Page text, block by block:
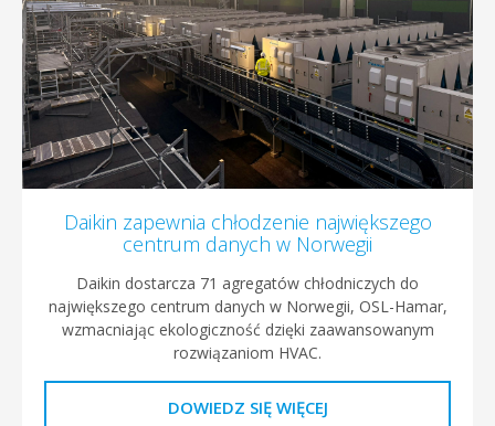
Daikin zapewnia chłodzenie największego
centrum danych w Norwegii
Daikin dostarcza 71 agregatów chłodniczych do
największego centrum danych w Norwegii, OSL-Hamar,
wzmacniając ekologiczność dzięki zaawansowanym
rozwiązaniom HVAC.
DOWIEDZ SIĘ WIĘCEJ